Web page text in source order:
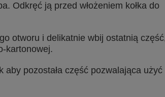
Odkręć ją przed włożeniem kołka do
otworu i delikatnie wbij ostatnią
kartonowej.
pozostała część pozwalająca użyć